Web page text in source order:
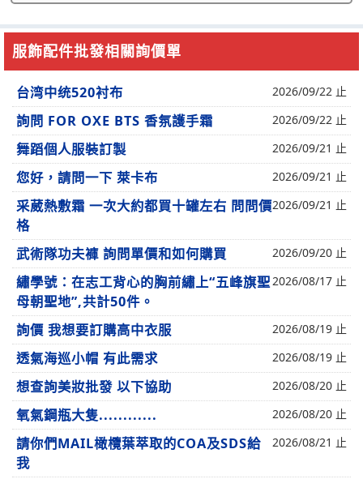
服飾配件批發相關詢價單
台湾中统520衬布 2026/09/22 止
詢問 FOR OXE BTS 香氛護手霜 2026/09/22 止
舞蹈個人服裝訂製 2026/09/21 止
您好，請問一下 萊卡布 2026/09/21 止
采葳熱敷霜 一次大約都買十罐左右 問問價
格
2026/09/21 止
武術隊功夫褲 詢問單價和如何購買 2026/09/20 止
繡學號：在志工背心的胸前繡上“五峰旗聖
母朝聖地”,共計50件。
2026/08/17 止
詢價 我想要訂購高中衣服 2026/08/19 止
透氣海巡小帽 有此需求 2026/08/19 止
想查詢美妝批發 以下協助 2026/08/20 止
氧氣鋼瓶大隻............ 2026/08/20 止
請你們MAIL橄欖葉萃取的COA及SDS給
我
2026/08/21 止